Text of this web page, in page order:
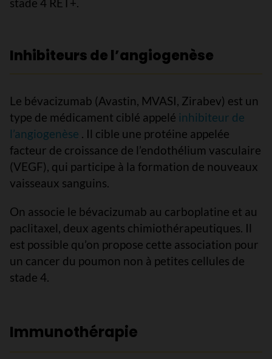
Inhibiteurs de l’angiogenèse
Le bévacizumab (Avastin, MVASI, Zirabev) est un
type de médicament ciblé appelé inhibiteur de
l’angiogenèse . Il cible une protéine appelée
facteur de croissance de l’endothélium vasculaire
(VEGF), qui participe à la formation de nouveaux
vaisseaux sanguins.
On associe le bévacizumab au carboplatine et au
paclitaxel, deux agents chimiothérapeutiques. Il
est possible qu’on propose cette association pour
un cancer du poumon non à petites cellules de
stade 4.
Immunothérapie